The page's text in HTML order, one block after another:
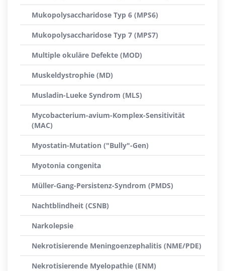
Mukopolysaccharidose Typ 6 (MPS6)
Mukopolysaccharidose Typ 7 (MPS7)
Multiple okuläre Defekte (MOD)
Muskeldystrophie (MD)
Musladin-Lueke Syndrom (MLS)
Mycobacterium-avium-Komplex-Sensitivität
(MAC)
Myostatin-Mutation ("Bully"-Gen)
Myotonia congenita
Müller-Gang-Persistenz-Syndrom (PMDS)
Nachtblindheit (CSNB)
Narkolepsie
Nekrotisierende Meningoenzephalitis (NME/PDE)
Nekrotisierende Myelopathie (ENM)